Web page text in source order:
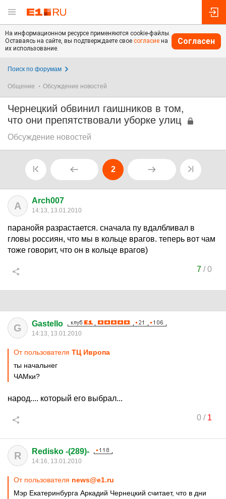
На информационном ресурсе применяются cookie-файлы.
Оставаясь на сайте, вы подтверждаете свое согласие на
их использование.
Согласен
Поиск по форумам
Общение Обсуждение новостей
Чернецкий обвинил гаишников в том,
что они препятствовали уборке улиц
Обсуждение новостей
2
A Arch007
14:13, 13.01.2010
паранойя разрастается. сначала пу вдалбливал в
гловы россиян, что мы в кольце врагов. теперь вот чам
тоже говорит, что он в кольце врагов)
7/0
G Gastello
14:13, 13.01.2010
От пользователя ТЦ Ивропа
ты начальнег
ЧАМки?
народ.... который его выбрал...
0/ 1
R Redisko -(289)-
14:16, 13.01.2010
От пользователя news@e1.ru
Мэр Екатеринбурга Аркадий Чернецкий считает, что в дни